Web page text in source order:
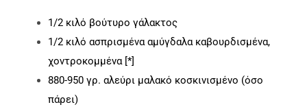
1/2 κιλό βούτυρο γάλακτος
1/2 κιλό ασπρισμένα αμύγδαλα καβουρδισμένα,
χοντροκομμένα [*]
880-950 γρ. αλεύρι μαλακό κοσκινισμένο (όσο
πάρει)